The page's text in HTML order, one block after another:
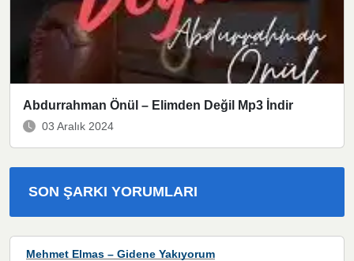
Abdurrahman Önül – Elimden Değil Mp3 İndir
03 Aralık 2024
SON ŞARKI YORUMLARI
Mehmet Elmas – Gidene Yakıyorum